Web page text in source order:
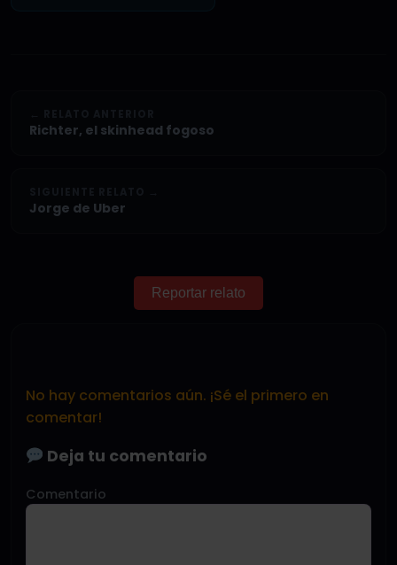
Richter, el skinhead fogoso
Jorge de Uber
Reportar relato
No hay comentarios aún. ¡Sé el primero en
comentar!
Deja tu comentario
Comentario